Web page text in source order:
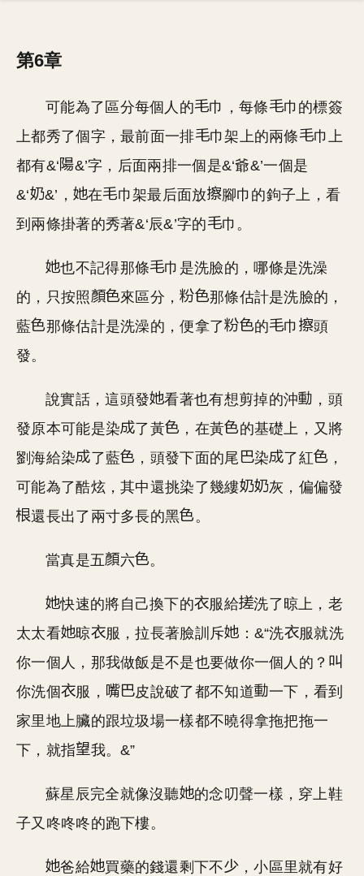
第6章
可能為了區分每個人的 巾，每條
巾的標簽
上都秀了個字，最前面一排
巾架上的兩條
巾上
都有&‘
&’字，后面兩排一個是&‘爺&’一個是
&‘
&’， 在 巾架最后面放
腳巾的鉤子上，看
到兩條掛著的秀著&‘辰&’字的
巾。
也不記得那條
巾是洗臉的，哪條是洗澡
的，只按照
來區分，
那條估計是洗臉的，
藍
那條估計是洗澡的，便拿了 的 巾
頭
發。
說實話，這頭發 看著也有想剪掉的沖
，頭
發原本可能是染
了黃 ，在黃
的基礎上，又將
劉海給染
了藍 ，頭發下面的尾 染 了紅
，
可能為了酷炫，其中還挑染了幾縷
灰，偏偏發
還長出了兩寸多長的黑
。
當真是五 六 。
快速的將自己換下的 服給
洗了晾上，老
太太看
晾 服，拉長著臉訓斥 ：&“洗
服就洗
你一個人，那我做飯是不是也要做你一個人的？
你洗個
服， 皮說破了都不知道
一下，看到
家里地上臟的跟垃圾場一樣都不曉得拿拖把拖一
下，就指
我。&”
蘇星辰完全就像沒聽
的念叨聲一樣，穿上鞋
子又咚咚咚的跑下樓。
爸給 買藥的錢還剩下不
，小區里就有好